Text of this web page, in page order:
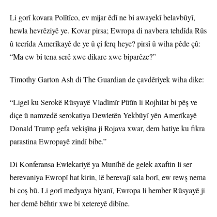
Li gorî kovara Polîtîco, ev mijar êdî ne bi awayekî belavbûyî,
hewla hevrêziyê ye. Kovar pirsa; Ewropa di navbera tehdîda Rûs
û tecrîda Amerîkayê de ye û çi ferq heye? pirsî û wiha pêde çû:
“Ma ew bi tena serê xwe dikare xwe biparêze?”
Timothy Garton Ash di The Guardian de çavdêriyek wiha dike:
“Ligel ku Serokê Rûsyayê Vladîmîr Pûtîn li Rojhilat bi pêş ve
diçe û namzedê serokatiya Dewletên Yekbûyî yên Amerîkayê
Donald Trump gefa vekişîna ji Rojava xwar, dem hatiye ku fikra
parastina Ewropayê zindî bibe.”
Di Konferansa Ewlekariyê ya Munîhê de gelek axaftin li ser
berevaniya Ewropî hat kirin, lê berevajî sala borî, ew rewş nema
bi coş bû. Li gorî medyaya biyanî, Ewropa li hember Rûsyayê ji
her demê bêhtir xwe bi xetereyê dibîne.